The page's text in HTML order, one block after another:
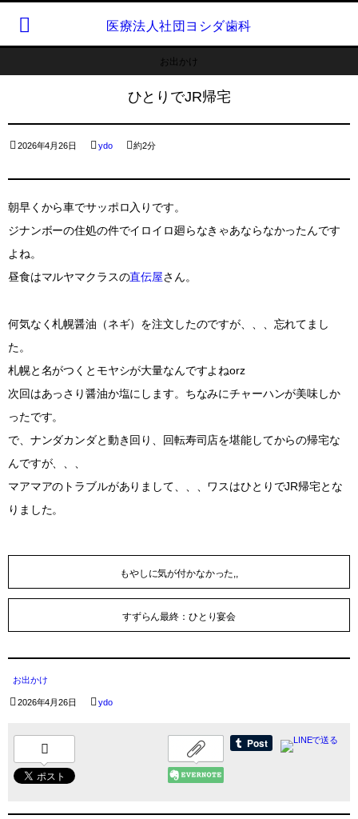
医療法人社団ヨシダ歯科
お出かけ
ひとりでJR帰宅
2026年4月26日 ydo 約2分
朝早くから車でサッポロ入りです。
ジナンボーの住処の件でイロイロ廻らなきゃあならなかったんです
よね。
昼食はマルヤマクラスの直伝屋さん。
何気なく札幌醤油（ネギ）を注文したのですが、、、忘れてまし
た。
札幌と名がつくとモヤシが大量なんですよねorz
次回はあっさり醤油か塩にします。ちなみにチャーハンが美味しか
ったです。
で、ナンダカンダと動き回り、回転寿司店を堪能してからの帰宅な
んですが、、、
マアマアのトラブルがありまして、、、ワスはひとりでJR帰宅とな
りました。
もやしに気が付かなかった,,
すずらん最終：ひとり宴会
お出かけ
2026年4月26日 ydo